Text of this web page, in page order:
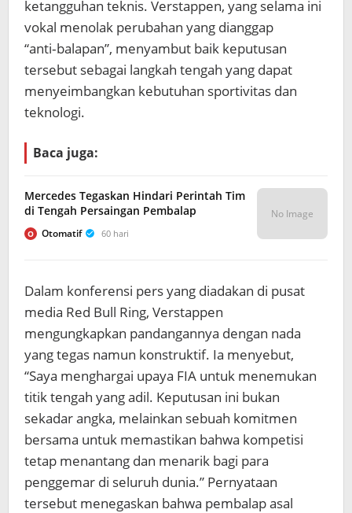
ketangguhan teknis. Verstappen, yang selama ini
vokal menolak perubahan yang dianggap
“anti‑balapan”, menyambut baik keputusan
tersebut sebagai langkah tengah yang dapat
menyeimbangkan kebutuhan sportivitas dan
teknologi.
Baca juga:
Mercedes Tegaskan Hindari Perintah Tim
di Tengah Persaingan Pembalap
O Otomatif 60 hari
No Image
Dalam konferensi pers yang diadakan di pusat
media Red Bull Ring, Verstappen
mengungkapkan pandangannya dengan nada
yang tegas namun konstruktif. Ia menyebut,
“Saya menghargai upaya FIA untuk menemukan
titik tengah yang adil. Keputusan ini bukan
sekadar angka, melainkan sebuah komitmen
bersama untuk memastikan bahwa kompetisi
tetap menantang dan menarik bagi para
penggemar di seluruh dunia.” Pernyataan
tersebut menegaskan bahwa pembalap asal